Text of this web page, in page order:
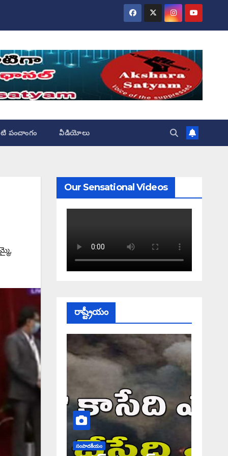
పంచాంగం వీడియోలు
,
Our Sensational Videos
రాష్ట్రీయం
సంపాదకీయం